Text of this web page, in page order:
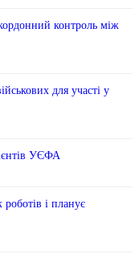
контроль між
для участі у
УЄФА
і планує